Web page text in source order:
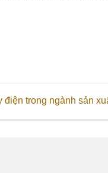
điện trong ngành sản